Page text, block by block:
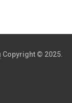
Copyright © 2025.